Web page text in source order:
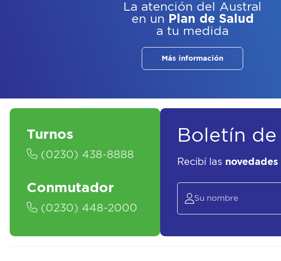
La atención del Austral
en un Plan de Salud
a tu medida
Más información
Turnos
(0230) 438-8888
Conmutador
(0230) 448-2000
Boletín de
Recibí las novedades